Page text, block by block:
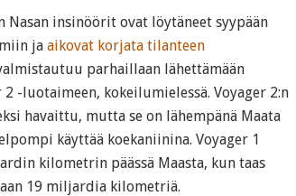
Nasan insinöörit ovat löytäneet syypään
ja aikovat korjata tilanteen
parhaillaan lähettämään
-luotaimeen, kokeilumielessä. Voyager 2:n
havaittu, mutta se on lähempänä Maata
käyttää koekaniinina. Voyager 1
kilometrin päässä Maasta, kun taas
19 miljardia kilometriä.